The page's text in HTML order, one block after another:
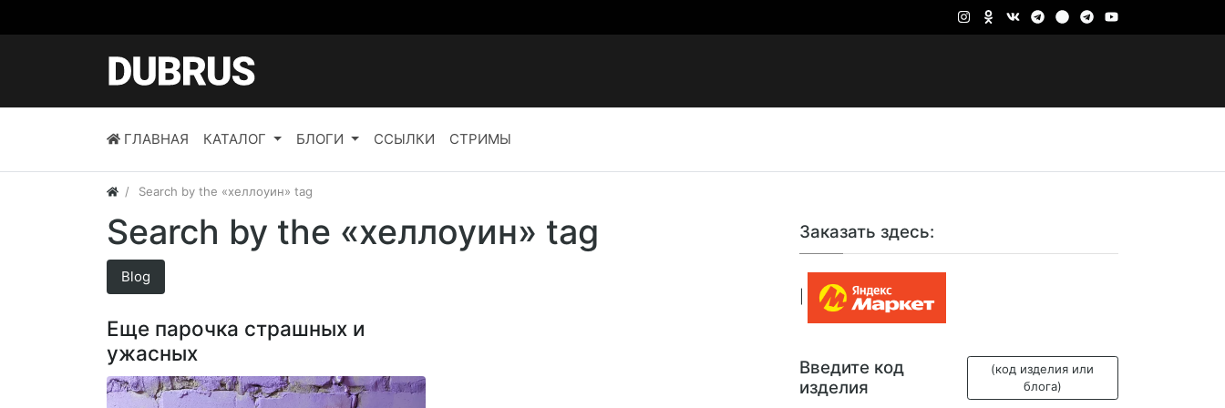
ГЛАВНАЯ КАТАЛОГ БЛОГИ ССЫЛКИ СТРИМЫ
Search by the «хеллоуин» tag
Search by the «хеллоуин» tag
Blog
Еще парочка страшных и
ужасных
Заказать здесь:
Введите код
изделия
(код изделия или
блога)